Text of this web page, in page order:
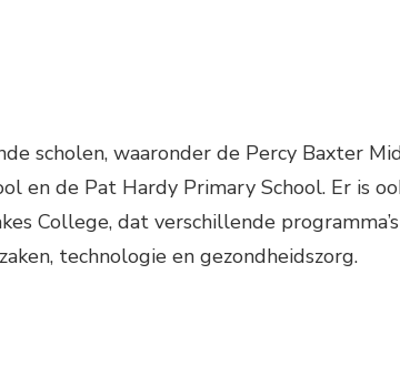
scholen, waaronder de Percy Baxter
en de Pat Hardy Primary School. Er is
College, dat verschillende programma’s
technologie en gezondheidszorg.